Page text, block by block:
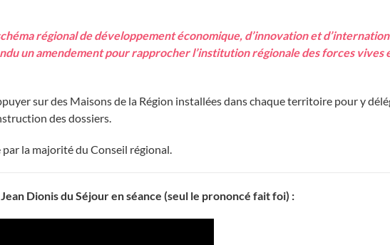
régional de développement économique, d’innovation et
un amendement pour rapprocher l’institution régionale des forces vives
sur des Maisons de la Région installées dans chaque territoire pour y
des dossiers.
la majorité du Conseil régional.
Dionis du Séjour en séance (seul le prononcé fait foi) :